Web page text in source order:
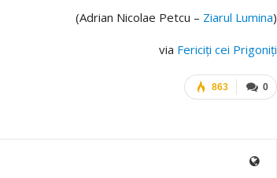
(Adrian Nicolae Petcu – Ziarul Lumina)
via Fericiţi cei Prigoniţi
0
863